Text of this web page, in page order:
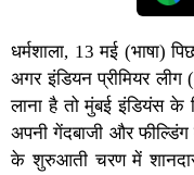
धर्मशाला, 13 मई (भाषा)
अगर इंडियन प्रीमियर
लाना है तो मुंबई इंडियंस के
अपनी गेंदबाजी और
के शुरुआती चरण में